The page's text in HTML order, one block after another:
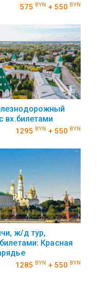
575 BYN + 550 BYN
вх.билетами
1295 BYN + 550 BYN
ж/д тур,
Красная
1285 BYN + 550 BYN